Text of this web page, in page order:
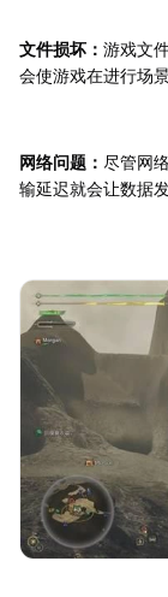
文件损坏： 游戏文
会使游戏在进行场
网络问题： 尽管网
输延迟就会让数据